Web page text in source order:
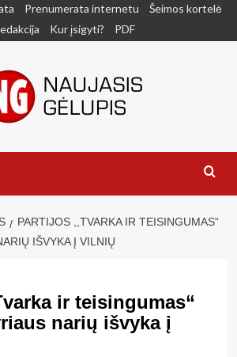
Prenumerata internetu
Šeimos kortelė
Kur įsigyti? PDF
PARTIJOS ,,TVARKA IR TEISINGUMAS“
IŠVYKA Į VILNIŲ
ir teisingumas“
narių išvyka į